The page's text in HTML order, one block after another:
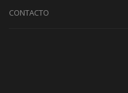
CONTACTO